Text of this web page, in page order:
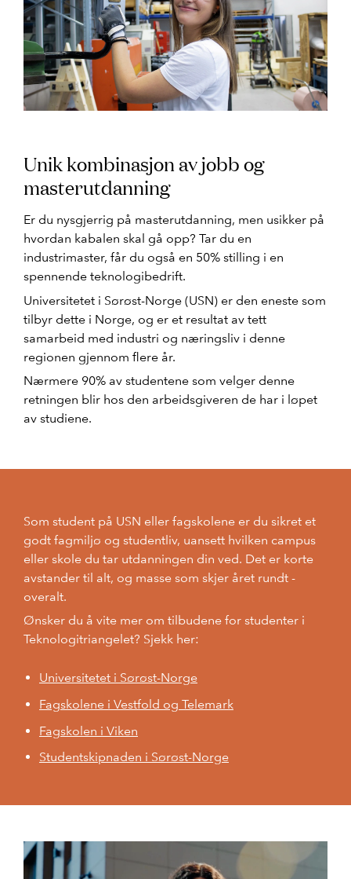
Unik kombinasjon av jobb og
masterutdanning
Er du nysgjerrig på masterutdanning, men usikker på
hvordan kabalen skal gå opp? Tar du en
industrimaster, får du også en 50% stilling i en
spennende teknologibedrift.
Universitetet i Sørøst-Norge (USN) er den eneste som
tilbyr dette i Norge, og er et resultat av tett
samarbeid med industri og næringsliv i denne
regionen gjennom flere år.
Nærmere 90% av studentene som velger denne
retningen blir hos den arbeidsgiveren de har i løpet
av studiene.
Som student på USN eller fagskolene er du sikret et
godt fagmiljø og studentliv, uansett hvilken campus
eller skole du tar utdanningen din ved. Det er korte
avstander til alt, og masse som skjer året rundt -
overalt.
Ønsker du å vite mer om tilbudene for studenter i
Teknologitriangelet? Sjekk her:
Universitetet i Sørøst-Norge
Fagskolene i Vestfold og Telemark
Fagskolen i Viken
Studentskipnaden i Sørøst-Norge